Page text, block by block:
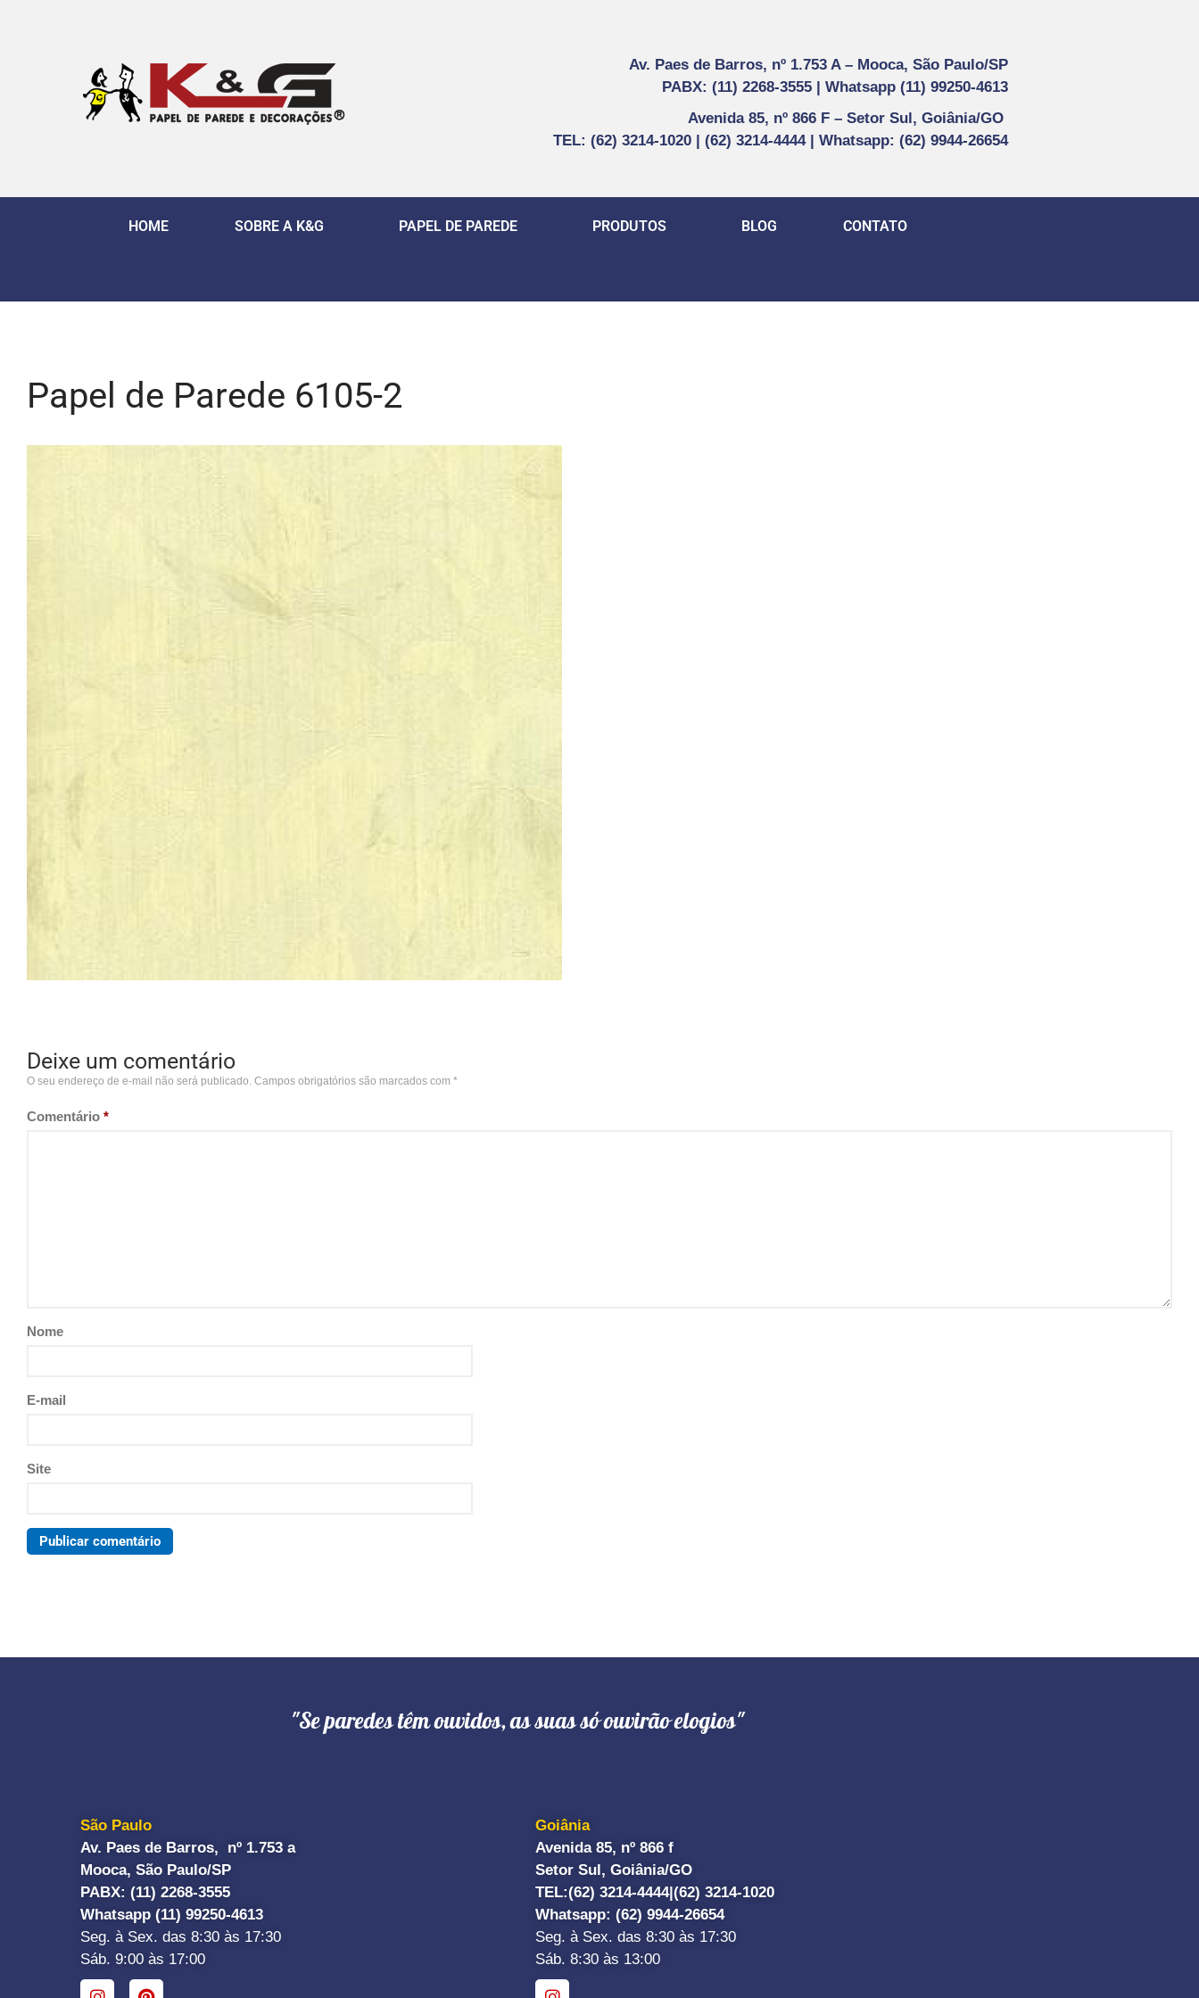
Av. Paes de Barros, nº 1.753 A – Mooca, São Paulo/SP
PABX: (11) 2268-3555 | Whatsapp (11) 99250-4613
Avenida 85, nº 866 F – Setor Sul, Goiânia/GO
TEL: (62) 3214-1020 | (62) 3214-4444 | Whatsapp: (62) 9944-26654
HOME SOBRE A K&G PAPEL DE PAREDE PRODUTOS BLOG CONTATO
Papel de Parede 6105-2
Deixe um comentário
O seu endereço de e-mail não será publicado. Campos obrigatórios são marcados com *
Comentário *
Nome
E-mail
Site
"Se paredes têm ouvidos, as suas só ouvirão elogios"
São Paulo
Av. Paes de Barros, nº 1.753 a
Mooca, São Paulo/SP
PABX: (11) 2268-3555
Whatsapp (11) 99250-4613
Seg. à Sex. das 8:30 às 17:30
Sáb. 9:00 às 17:00
Goiânia
Avenida 85, nº 866 f
Setor Sul, Goiânia/GO
TEL:(62) 3214-4444| (62) 3214-1020
Whatsapp: (62) 9944-26654
Seg. à Sex. das 8:30 às 17:30
Sáb. 8:30 às 13:00